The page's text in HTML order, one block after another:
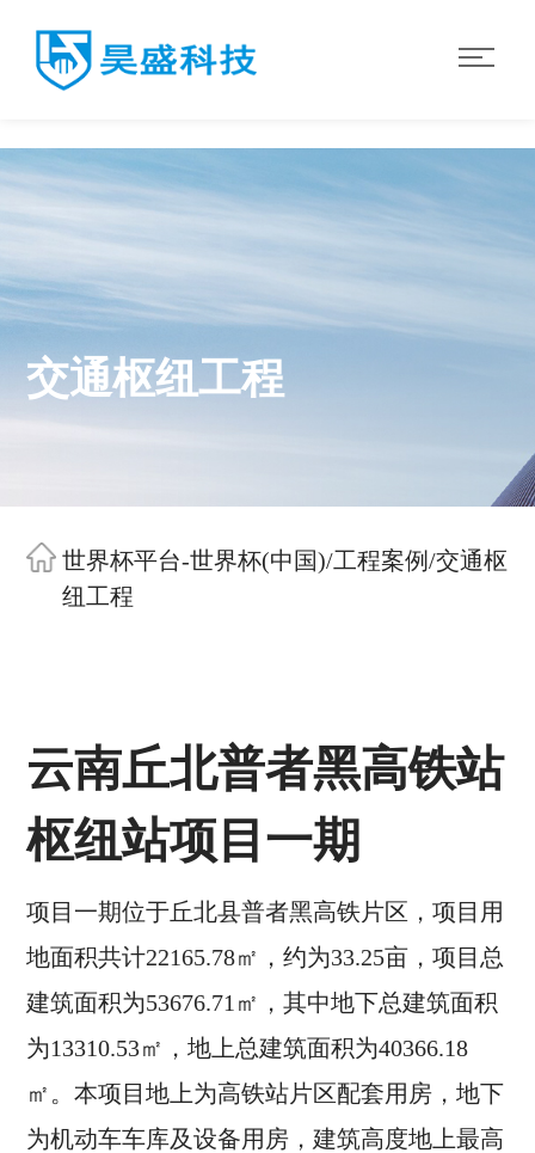
交通枢纽工程
世界杯平台-世界杯(中国)/工程案例/交通枢
纽工程
云南丘北普者黑高铁站
枢纽站项目一期
项目一期位于丘北县普者黑高铁片区，项目用
地面积共计22165.78㎡，约为33.25亩，项目总
建筑面积为53676.71㎡，其中地下总建筑面积
为13310.53㎡，地上总建筑面积为40366.18
㎡。本项目地上为高铁站片区配套用房，地下
为机动车车库及设备用房，建筑高度地上最高